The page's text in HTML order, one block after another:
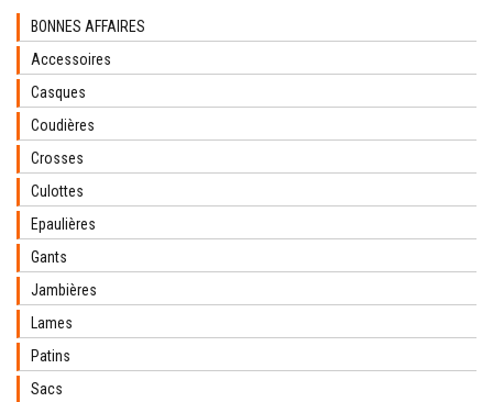
BONNES AFFAIRES
Accessoires
Casques
Coudières
Crosses
Culottes
Epaulières
Gants
Jambières
Lames
Patins
Sacs